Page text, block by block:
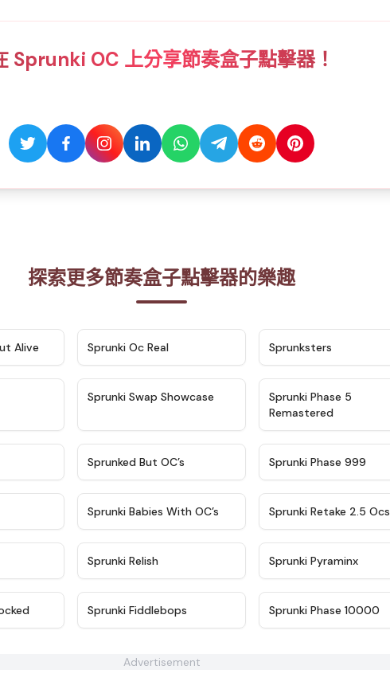
Sprunki OC 上分享節奏盒子點擊器！
探索更多節奏盒子點擊器的樂趣
★ 4.9
Alive Sprunki Oc Real Sprunksters
★ 4.6
Sprunki Swap Showcase
Sprunki Phase 5
Remastered
Sprunked But OC’s Sprunki Phase 999
★ 4.8
Sprunki Babies With OC’s ★
Sprunki Retake 2.5 Ocs
Sprunki Relish Sprunki Pyraminx
★ Sprunki Fiddlebops Sprunki Phase 10000
Advertisement